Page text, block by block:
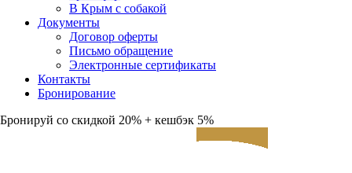
В Крым с собакой
Документы
Договор оферты
Письмо обращение
Электронные сертификаты
Контакты
Бронирование
Бронируй со скидкой 20% + кешбэк 5%